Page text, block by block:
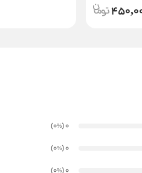
0
(0
%
)
0
(0
%
)